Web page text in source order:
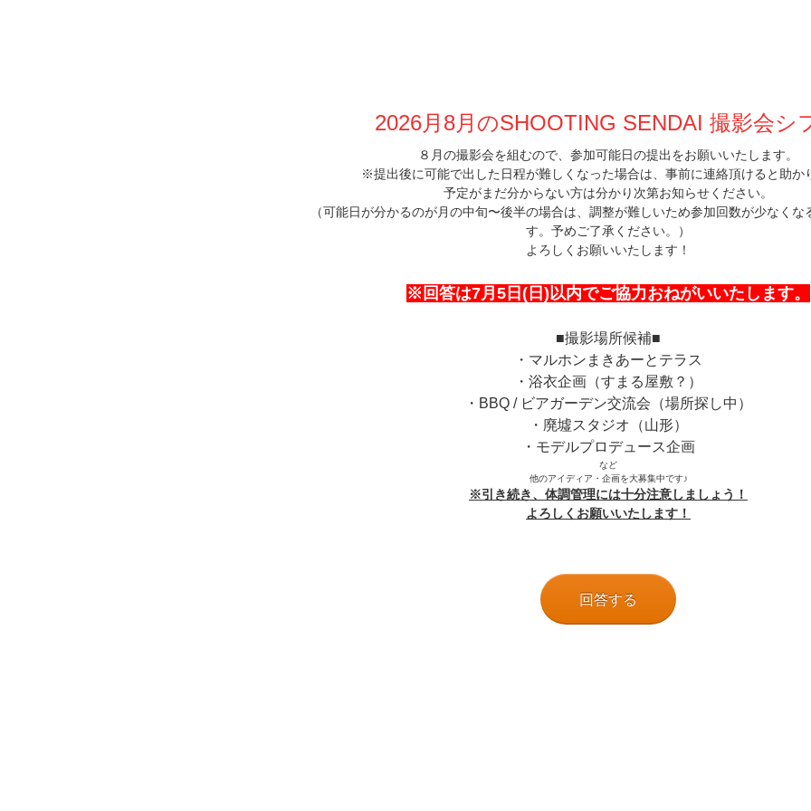
2026月8月 のSHOOTING SENDAI 撮影会シ
８月の撮影会を組むので、参加可能日の提出をお願いいたします。
※提出後に可能で出した日程が難しくなった場合は、事前に連絡頂けると助か
予定がまだ分からない方は分かり次第お知らせください。
（可能日が分かるのが月の中旬〜後半の場合は、調整が難しいため参加回数が少なくな
す。予めご了承ください。）
よろしくお願いいたします！
※回答は7月5日(日)以内でご協力おねがいいたします。
■撮影場所候補■
・マルホンまきあーとテラス
・浴衣企画（すまる屋敷？）
・BBQ / ビアガーデン交流会（場所探し中）
・廃墟スタジオ（山形）
・モデルプロデュース企画
など
他のアイディア・企画を大募集中です♪
※引き続き、体調管理には十分注意しましょう！
よろしくお願いいたします！
回答する